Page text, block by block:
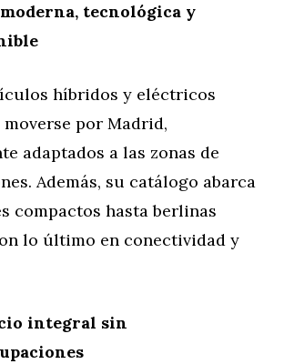
tecnológica y
híbridos y eléctricos
por Madrid,
adaptados a las zonas de
Además, su catálogo abarca
compactos hasta berlinas
lo último en conectividad y
integral sin